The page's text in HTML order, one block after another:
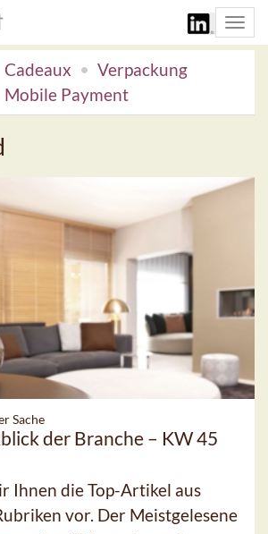
Cadeaux
Verpackung
Mobile Payment
Sache
der Branche – KW 45
Ihnen die Top-Artikel aus
vor. Der Meistgelesene